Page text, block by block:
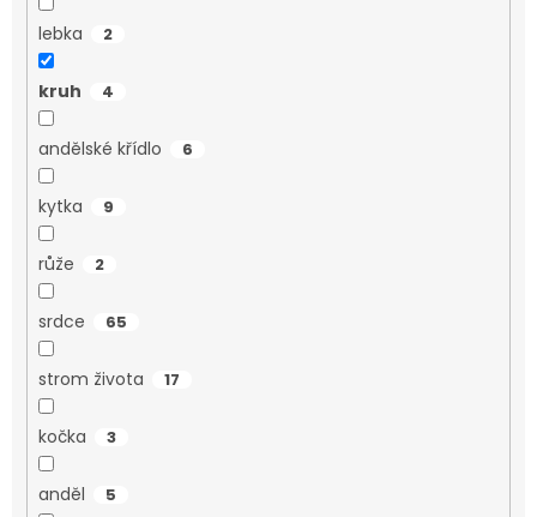
lebka 2
kruh 4
andělské křídlo 6
kytka 9
růže 2
srdce 65
strom života 17
kočka 3
anděl 5